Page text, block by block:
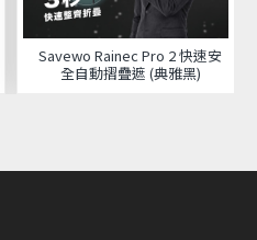
Savewo Rainec Pro 2 快速安
全自動摺疊遮 (典雅黑)